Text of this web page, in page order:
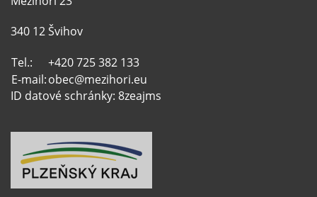
340 12 Švihov
Tel.:
+420 725 382 133
E-mail:obec@mezihori.eu
ID datové schránky: 8zeajms